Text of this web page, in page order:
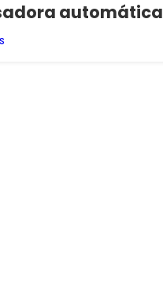
automática